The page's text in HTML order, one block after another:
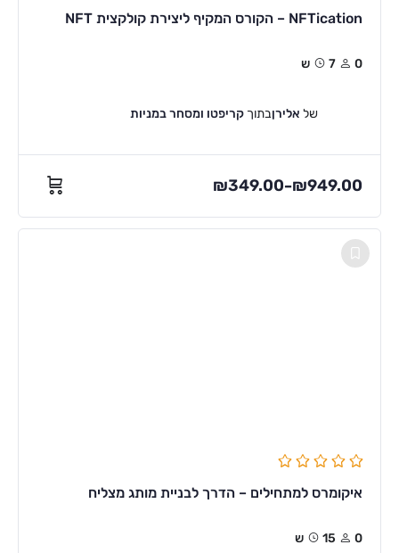
NFTication – הקורס המקיף ליצירת קולקצית NFT
0 7ש
של אלירןבתוך קריפטו ומסחר במניות
₪349.00–₪949.00
איקומרס למתחילים – הדרך לבניית מותג מצליח
0 15ש